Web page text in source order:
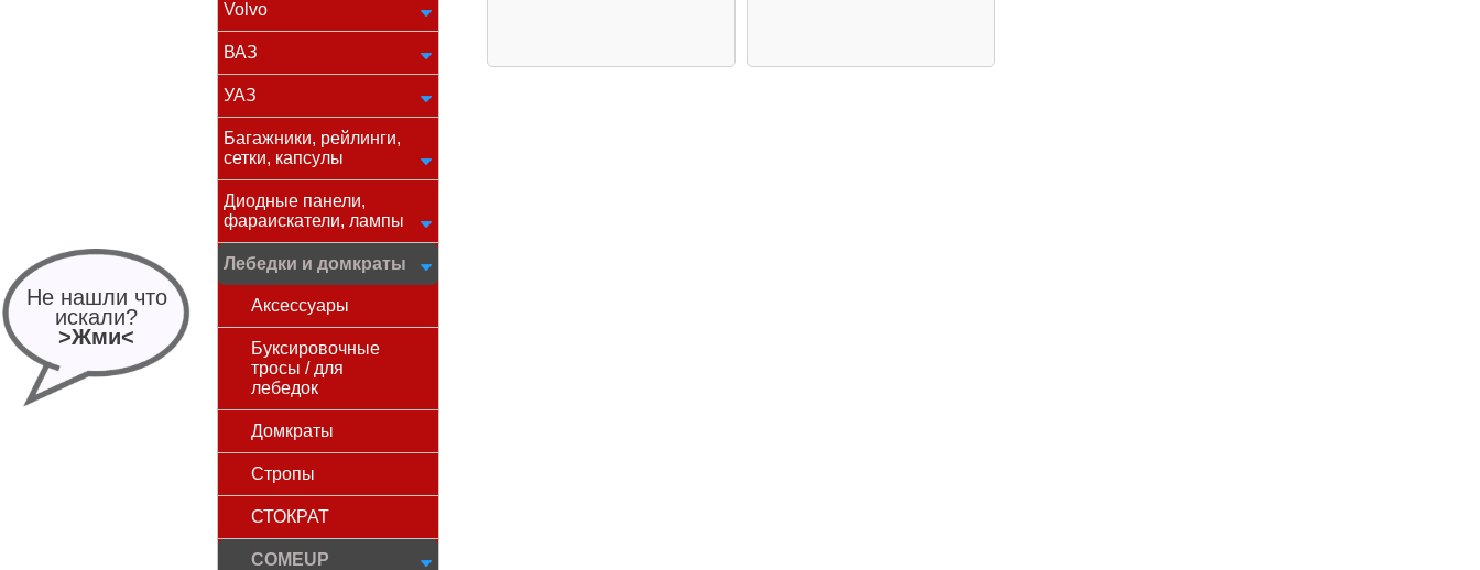
Не нашли что
искали?
>Жми<
Volvo
ВАЗ
УАЗ
Багажники, рейлинги,
сетки, капсулы
Диодные панели,
фараискатели, лампы
Лебедки и домкраты
Аксессуары
Буксировочные
тросы / для
лебедок
Домкраты
Стропы
СТОКРАТ
COMEUP